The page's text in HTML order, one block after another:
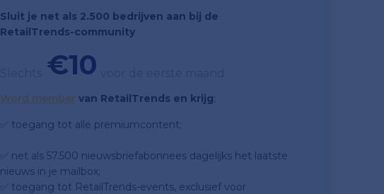
Sluit je net als 2.500 bedrijven aan bij de
RetailTrends-community
€10
Word member van RetailTrends en krijg;
✅ toegang tot alle premiumcontent;
✅ net als 57.500 nieuwsbriefabonnees dagelijks het laatste
nieuws in je mailbox;
✅ toegang tot RetailTrends-events, exclusief voor